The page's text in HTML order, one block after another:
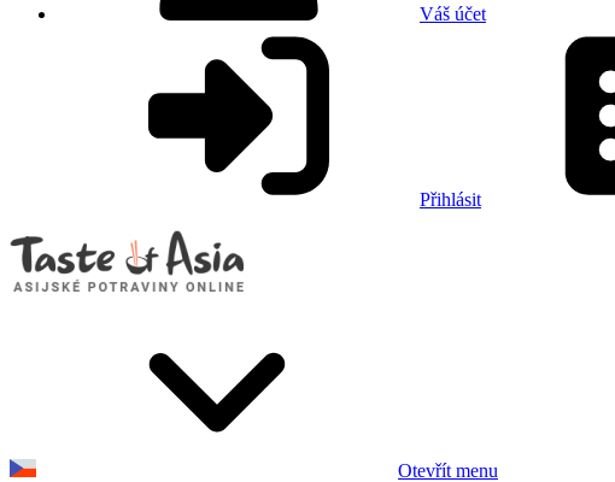
Váš účet
Přihlásit
Otevřít menu